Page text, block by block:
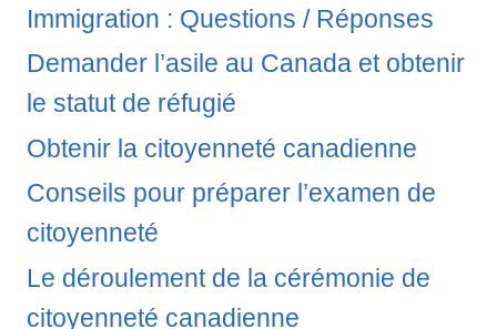
Immigration : Questions / Réponses
Demander l’asile au Canada et obtenir
le statut de réfugié
Obtenir la citoyenneté canadienne
Conseils pour préparer l’examen de
citoyenneté
Le déroulement de la cérémonie de
citoyenneté canadienne